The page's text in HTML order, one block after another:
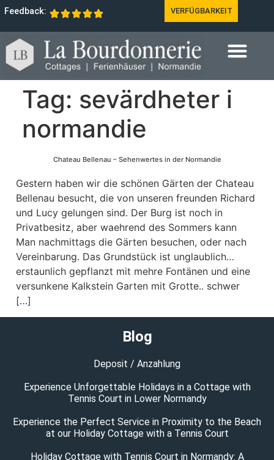
Feedback: VERFÜGBARKEIT
Tag: sevärdheter i
normandie
Chateau Bellenau – Sehenwertes in der Normandie
Gestern haben wir die schönen Gärten der Chateau
Bellenau besucht, die von unseren freunden Richard
und Lucy gelungen sind. Der Burg ist noch in
Privatbesitz, aber waehrend des Sommers kann
Man nachmittags die Gärten besuchen, oder nach
Vereinbarung. Das Grundstück ist unglaublich…
erstaunlich gepflanzt mit mehre Fontänen und eine
versunkene Kalkstein Garten mit Grotte.. schwer
[…]
Blog
Deposit / Anzahlung
Experience Unforgettable Holidays in a Cottage with
Tennis Court in Lower Normandy
Experience the Perfect Service in Proximity to the Beach
at our Holiday Cottage with a Tennis Court
Holiday Cottage with Tennis Court in Normandy: A